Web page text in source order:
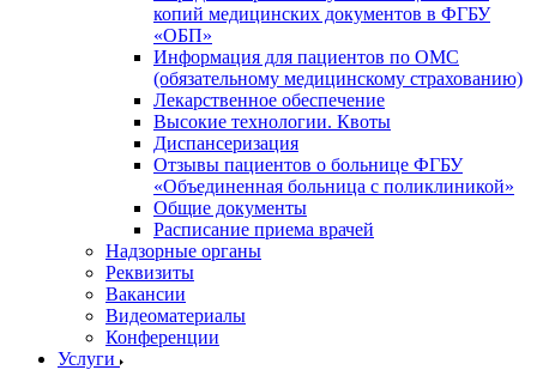
копий медицинских документов в ФГБУ
«ОБП»
Информация для пациентов по ОМС
(обязательному медицинскому страхованию)
Лекарственное обеспечение
Высокие технологии. Квоты
Диспансеризация
Отзывы пациентов о больнице ФГБУ
«Объединенная больница с поликлиникой»
Общие документы
Расписание приема врачей
Надзорные органы
Реквизиты
Вакансии
Видеоматериалы
Конференции
Услуги